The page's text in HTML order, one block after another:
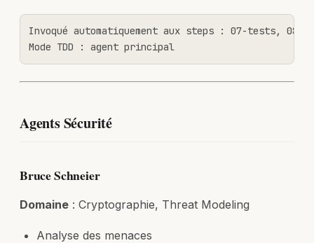
Invoqué automatiquement aux steps : 07-tests, 08-
Mode TDD : agent principal
Agents Sécurité
Bruce Schneier
Domaine : Cryptographie, Threat Modeling
Analyse des menaces